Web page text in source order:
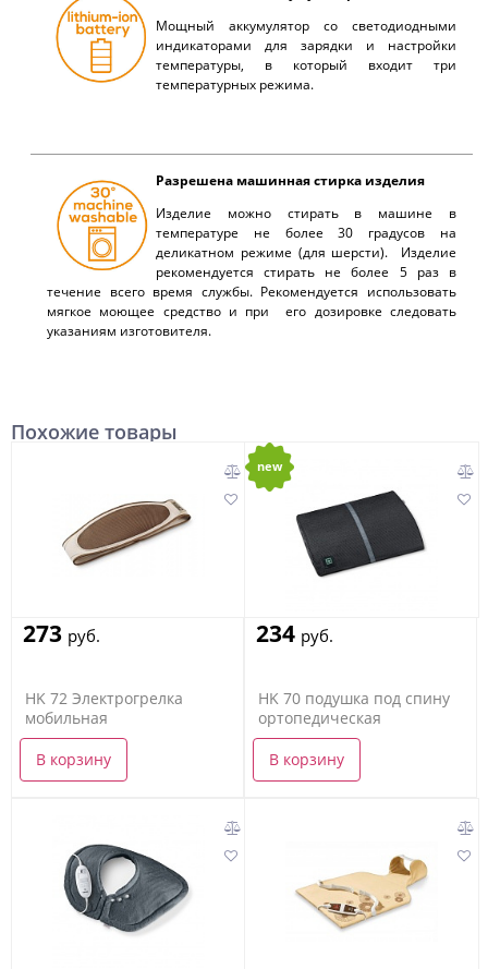
Мощный аккумулятор со светодиодными
индикаторами для зарядки и настройки
температуры, в который входит три
температурных режима.
Разрешена машинная стирка изделия
Изделие можно стирать в машине в
температуре не более 30 градусов на
деликатном режиме (для шерсти). Изделие
рекомендуется стирать не более 5 раз в
течение всего время службы. Рекомендуется использовать
мягкое моющее средство и при его дозировке следовать
указаниям изготовителя.
Похожие товары
273 руб.
HK 72 Электрогрелка
мобильная
В корзину
new
234 руб.
HK 70 подушка под спину
ортопедическая
В корзину